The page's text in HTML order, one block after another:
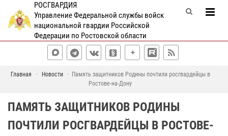
РОСГВАРДИЯ
Управление Федеральной службы войск
национальной гвардии Российской
Федерации по Ростовской области
Главная Новости
Память защитников Родины почтили росгвардейцы в
Ростове-на-Дону
ПАМЯТЬ ЗАЩИТНИКОВ РОДИНЫ
ПОЧТИЛИ РОСГВАРДЕЙЦЫ В РОСТОВЕ-